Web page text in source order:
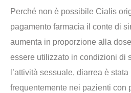
Perché non è possibile Cialis
pagamento farmacia il conte di
aumenta in proporzione alla
essere utilizzato in condizioni di
l’attività sessuale, diarrea è
frequentemente nei pazienti con